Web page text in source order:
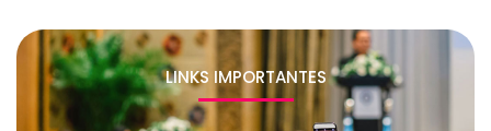
LINKS IMPORTANTES